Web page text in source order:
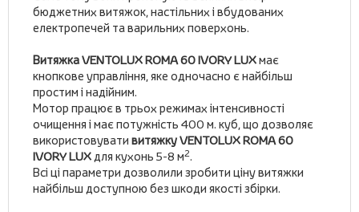
бюджетних витяжок, настільних і вбудованих
електропечей та варильних поверхонь.
Витяжка VENTOLUX ROMA 60 IVORY LUXмає
кнопкове управління, яке одночасно є найбільш
простим і надійним.
Мотор працює в трьох режимах інтенсивності
очищення і має потужність 400 м. куб, що дозволяє
використовувати витяжкуVENTOLUX ROMA 60
IVORY LUXдля кухонь 5-8 м2.
Всі ці параметри дозволили зробити ціну витяжки
найбільш доступною без шкоди якості збірки.